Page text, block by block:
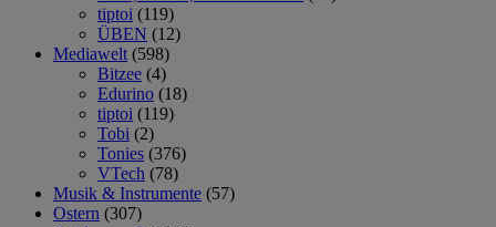
tiptoi (119)
ÜBEN (12)
Mediawelt (598)
Bitzee (4)
Edurino (18)
tiptoi (119)
Tobi (2)
Tonies (376)
VTech (78)
Musik & Instrumente (57)
Ostern (307)